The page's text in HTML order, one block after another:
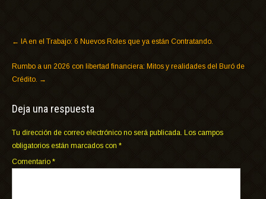
← IA en el Trabajo: 6 Nuevos Roles que ya están Contratando.
Rumbo a un 2026 con libertad financiera: Mitos y realidades del Buró de
Crédito. →
Deja una respuesta
Tu dirección de correo electrónico no será publicada. Los campos
obligatorios están marcados con *
Comentario *